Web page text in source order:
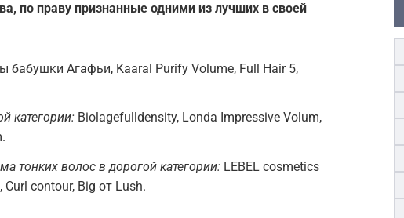
по праву признанные одними из лучших в своей
бабушки Агафьи, Kaaral Purify Volume, Full Hair 5,
категории: Biolagefulldensity, Londa Impressive Volum,
тонких волос в дорогой категории: LEBEL cosmetics
contour, Big от Lush.